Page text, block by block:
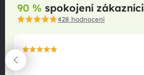
90 % spokojení zákazníci
428 hodnocení
maximální spokojenost
22.06.2025